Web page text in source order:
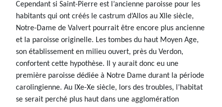
Cependant si Saint-Pierre est l’ancienne paroisse pour les
habitants qui ont créés le castrum d’Allos au XIIe siècle,
Notre-Dame de Valvert pourrait être encore plus ancienne
et la paroisse originelle. Les tombes du haut Moyen Age,
son établissement en milieu ouvert, près du Verdon,
confortent cette hypothèse. Il y aurait donc eu une
première paroisse dédiée à Notre Dame durant la période
carolingienne. Au IXe-Xe siècle, lors des troubles, l’habitat
se serait perché plus haut dans une agglomération